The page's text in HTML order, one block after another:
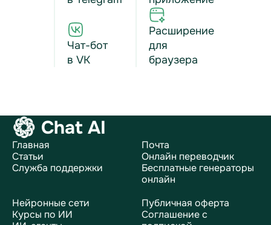
Чат-бот
в VK
Расширение
для
браузера
Chat AI
Главная
Статьи
Служба поддержки
Почта
Онлайн переводчик
Бесплатные генераторы
онлайн
Нейронные сети
Курсы по ИИ
Публичная оферта
Соглашение с